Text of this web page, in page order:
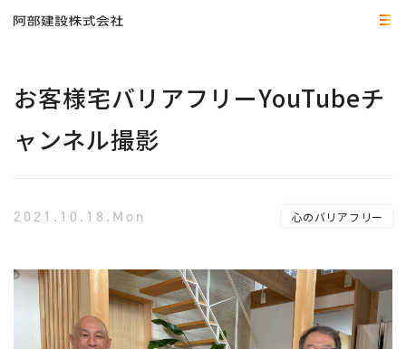
お客様宅バリアフリーYouTubeチ
ャンネル撮影
2021.10.18.Mon 心のバリアフリー